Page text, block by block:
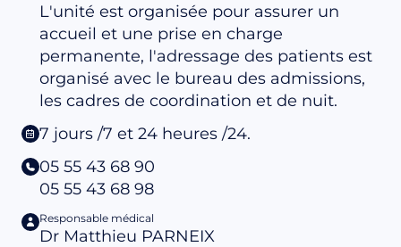
L'unité est organisée pour assurer un
accueil et une prise en charge
permanente, l'adressage des patients est
organisé avec le bureau des admissions,
les cadres de coordination et de nuit.
7 jours /7 et 24 heures /24.
05 55 43 68 90
05 55 43 68 98
Responsable médical
Dr Matthieu PARNEIX